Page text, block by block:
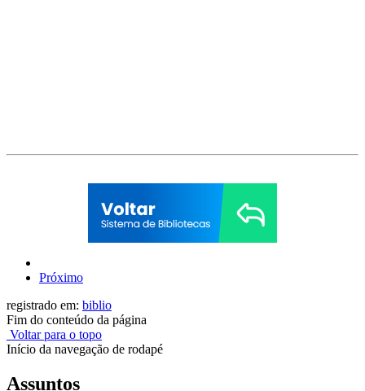
Próximo
registrado em: biblio
Fim do conteúdo da página
Voltar para o topo
Início da navegação de rodapé
Assuntos